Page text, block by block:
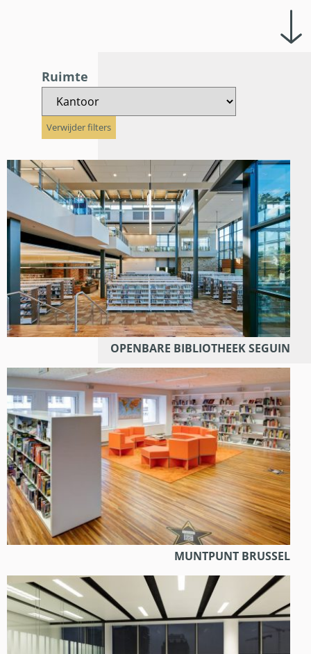
Ruimte
Verwijder filters
OPENBARE BIBLIOTHEEK SEGUIN
MUNTPUNT BRUSSEL